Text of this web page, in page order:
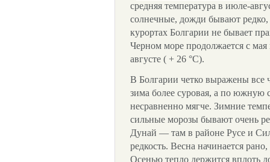
средняя температура в июле-
солнечные, дожди бывают
курортах Болгарии не бывает
Черном море продолжается с
августе ( + 26 °С).
В Болгарии четко выражены все
зима более суровая, а по южную
несравненно мягче. Зимние
сильные морозы бывают очень
Дунай — там в районе Русе и
редкость. Весна начинается
Осенью тепло держится вплоть